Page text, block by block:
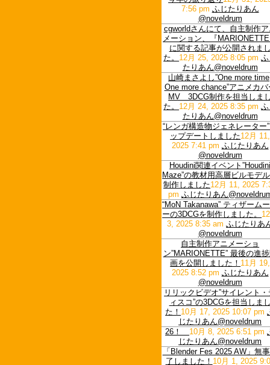
7:56 pm ふじたりあん
@noveldrum
cgworldさんにて、自主制作ア
メーション、『MARIONETTE
に関する記事が公開されまし
た。 12月 25, 2025 8:05 pm ふ
たりあん@noveldrum
山崎まさよし”One more
One more chance”アニメカバ
MV 3DCG制作を担当しまし
た。 12月 24, 2025 8:35 pm ふ
たりあん@noveldrum
“レンガ構造物ジェネレーター
ップデートしました12月 11,
2025 7:41 pm ふじたりあん
@noveldrum
Houdini関連イベント”Houdini
Maze”の教材用高層ビルモデ
制作しました12月 11, 2025
pm ふじたりあん
“MoN Takanawa” ティザーム
ーの3DCGを制作しました。
3, 2025 8:35 am ふじたりあ
@noveldrum
自主制作アニメーショ
ン”MARIONETTE” 最後の進
画を公開しました！ 11月 19,
2025 8:52 pm ふじたりあん
@noveldrum
リリックビデオ”サイレント・
ィスコ”の3DCGを担当しまし
た！ 10月 17, 2025 10:07 pm
じたりあん@noveldrum
26！ 10月 8, 2025 6:51 pm
じたりあん@noveldrum
「Blender Fes 2025 AW」無
了しました！ 10月 1, 2025